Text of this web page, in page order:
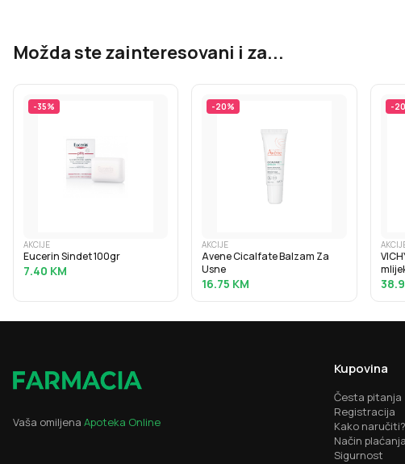
Možda ste zainteresovani i za...
-35%
AKCIJE
Eucerin Sindet 100gr
7.40 KM
-20%
AKCIJE
Avene Cicalfate Balzam Za
Usne
16.75 KM
-20
Vaša omiljena Apoteka Online
Kupovina
Česta pitanja
Registracija
Kako naručiti?
Način plaćanja
Sigurnost